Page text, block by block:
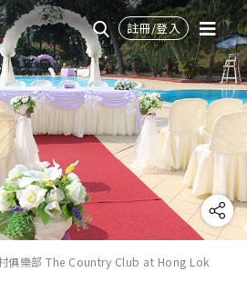
註冊/登入
俱樂部 The Country Club at Hong Lok